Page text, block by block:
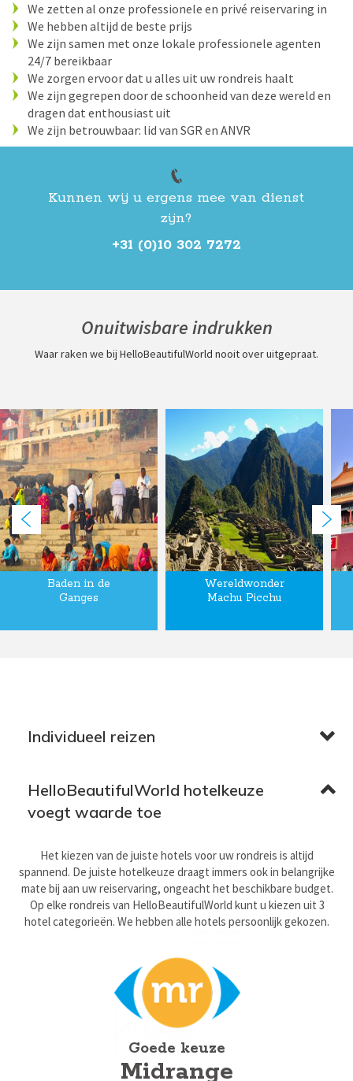
We zetten al onze professionele en privé reiservaring in
We hebben altijd de beste prijs
We zijn samen met onze lokale professionele agenten
24/7 bereikbaar
We zorgen ervoor dat u alles uit uw rondreis haalt
We zijn gegrepen door de schoonheid van deze wereld en
dragen dat enthousiast uit
We zijn betrouwbaar: lid van SGR en ANVR
Kunnen wij u ergens mee van dienst
zijn?
+31 (0)10 302 7272
Onuitwisbare indrukken
Waar raken we bij HelloBeautifulWorld nooit over uitgepraat.
Baden in de
Ganges
Wereldwonder
Machu Picchu
Individueel reizen
HelloBeautifulWorld hotelkeuze
voegt waarde toe
Het kiezen van de juiste hotels voor uw rondreis is altijd
spannend. De juiste hotelkeuze draagt immers ook in belangrijke
mate bij aan uw reiservaring, ongeacht het beschikbare budget.
Op elke rondreis van HelloBeautifulWorld kunt u kiezen uit 3
hotel categorieën. We hebben alle hotels persoonlijk gekozen.
Goede keuze
Midrange